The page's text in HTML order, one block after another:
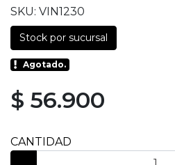
SKU: VIN1230
Stock por sucursal
Agotado.
$ 56.900
CANTIDAD